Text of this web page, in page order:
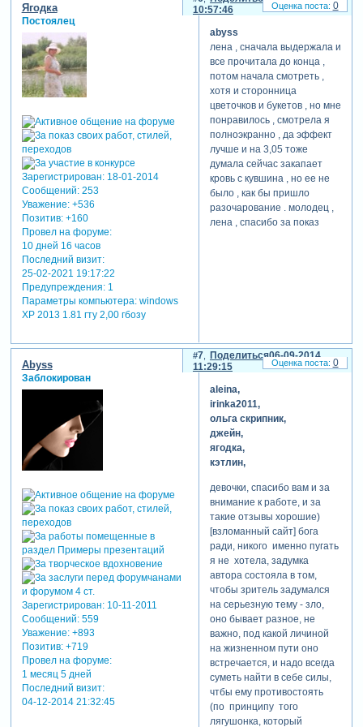
сюжетную линию резкими
декораций, а вести плавное
повествование при помощи
непрерывной ленты
слайдов, в которой каждый
предыдущий стыкуется с
последующим. по этой
причине и ввиду
широкоформатности
данного кинчика решила
отказаться от включения в
проект бордюрчиков
любимых – они бы рвали
композицию на мелкие
куски и не давали б вида
истории. представляю
вашему вниманию свой
вариант экранизации
«ребенка розмари». все
картины, декорации,
которые присутствуют в
данном проекте,
олицетворяют собой ад, по
которому бредет
главная героиня после
совершенного ею греха.
«здесь птицы не поют,
деревья нерастут
цветут…»(почти цитата) и
«...не слышны в саду даже
шорохи...»(с). второй сезон
данного готического
сериала я решила сделать
несколько более зловещим,
мрачным, эпичным и
монументальным, поэтому
все котики, совки, часики,
клетки и другая игрушечно-
стилизованная примивная
темная атрибутика
остались в прошлом –
10:57:46
Ягодка
Постоялец
Зарегистрирован: 18-01-2014
Сообщений:253
Уважение: +536
Позитив: +160
Провел на форуме:
10 дней 16 часов
Последний визит:
25-02-2021 19:17:22
Предупреждения:1
Параметры компьютера:windows
XP 2013 1.81 гту 2,00 гбозу
abyss
лена , сначала выдержала и
все прочитала до конца ,
потом начала смотреть ,
хотя и сторонница
цветочков и букетов , но мне
понравилось , смотрела я
полноэкранно , да эффект
лучше и на 3,05 тоже
думала сейчас закапает
кровь с кувшина , но ее не
было , как бы пришло
разочарование . молодец ,
лена , спасибо за показ
0
Поделиться
7
06-09-2014
11:29:15
Abyss
Заблокирован
Зарегистрирован: 10-11-2011
Сообщений:559
Уважение: +893
Позитив: +719
Провел на форуме:
1 месяц 5 дней
Последний визит:
04-12-2014 21:32:45
aleina,
irinka2011,
ольга скрипник,
джейн,
ягодка,
кэтлин,
девочки, спасибо вам и за
внимание к работе, и за
такие отзывы хорошие)
[взломанный сайт] бога
ради, никого именно пугать
я не хотела, задумка
автора состояла в том,
чтобы зритель задумался
на серьезную тему - зло,
оно бывает разное, не
важно, под какой личиной
на жизненном пути оно
встречается, и надо всегда
суметь найти в себе силы,
чтбы ему противостоять
(по принципу того
лягушонка, который
0